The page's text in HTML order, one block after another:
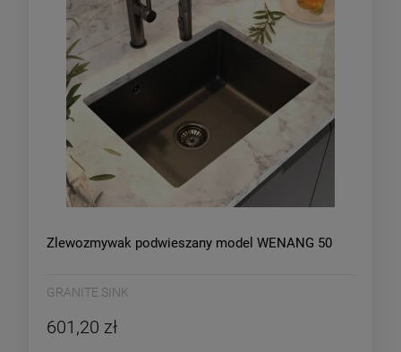
Zlewozmywak podwieszany model WENANG 50
GRANITE SINK
601,20 zł